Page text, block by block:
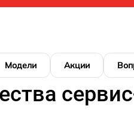
Модели Акции